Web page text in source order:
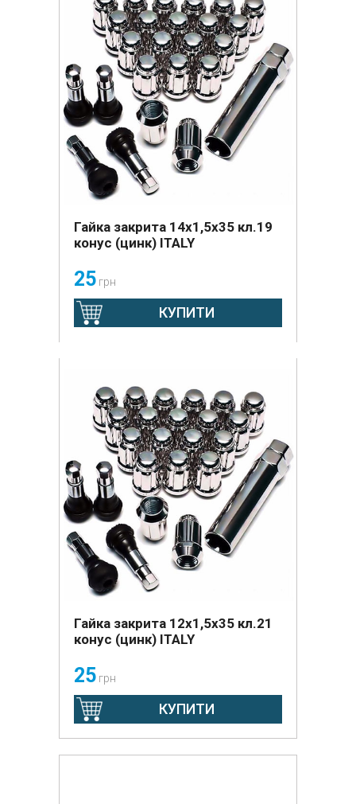
Гайка закрита 14х1,5х35 кл.19
конус (цинк) ITALY
25 грн
КУПИТИ
Гайка закрита 12х1,5х35 кл.21
конус (цинк) ITALY
25 грн
КУПИТИ